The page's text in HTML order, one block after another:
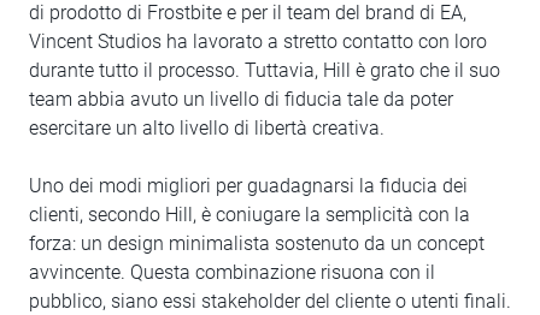
di prodotto di Frostbite e per il team del brand di EA,
Vincent Studios ha lavorato a stretto contatto con loro
durante tutto il processo. Tuttavia, Hill è grato che il suo
team abbia avuto un livello di fiducia tale da poter
esercitare un alto livello di libertà creativa.
Uno dei modi migliori per guadagnarsi la fiducia dei
clienti, secondo Hill, è coniugare la semplicità con la
forza: un design minimalista sostenuto da un concept
avvincente. Questa combinazione risuona con il
pubblico, siano essi stakeholder del cliente o utenti finali.